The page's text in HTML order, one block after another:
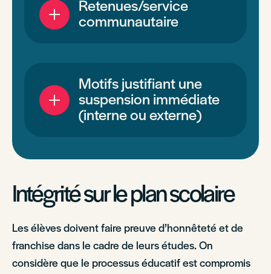
Retenues/service
communautaire
Motifs justifiant une
suspension immédiate
(interne ou externe)
Intégrité sur le plan scolaire
Les élèves doivent faire preuve d’honnêteté et de
franchise dans le cadre de leurs études. On
considère que le processus éducatif est compromis